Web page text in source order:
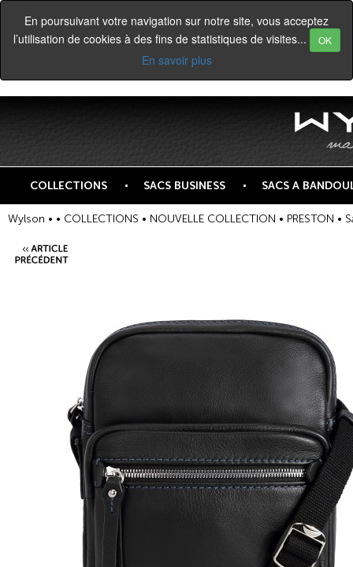
En poursuivant votre navigation sur notre site, vous acceptez
l’utilisation de cookies à des fins de statistiques de visites...
OK
En savoir plus
COLLECTIONS SACS BUSINESS SACS A
Wylson • • COLLECTIONS • NOUVELLE COLLECTION • PRESTON •